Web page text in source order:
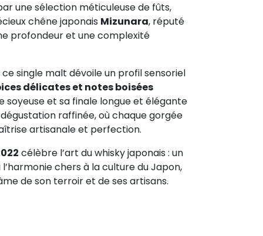
une sélection méticuleuse de fûts,
chêne japonais Mizunara, réputé
profondeur et une complexité
single malt dévoile un profil sensoriel
délicates et notes boisées
soyeuse et sa finale longue et élégante
raffinée, où chaque gorgée
artisanale et perfection.
célèbre l’art du whisky japonais : un
chers à la culture du Japon,
de son terroir et de ses artisans.